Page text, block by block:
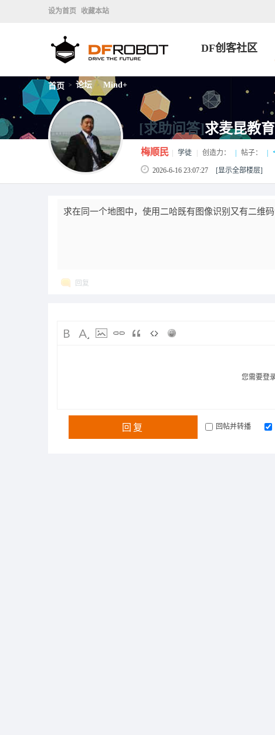
设为首页 收藏本站
DF创客社区
首页 > 论坛 > Mind+
[求助问答]求麦昆教
梅顺民 学徒 创造力： 帖子：
2026-6-16 23:07:27 [显示全部楼层]
求在同一个地图中，使用二哈既有图像识别又有二维
回复
您需要登
回复 回帖并转播